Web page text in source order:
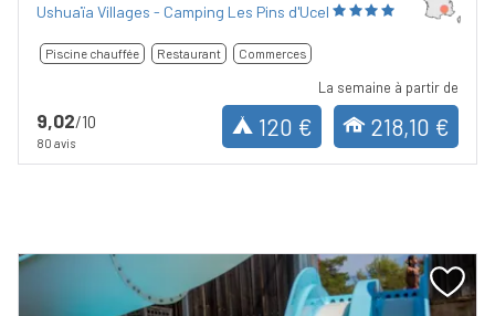
Ushuaïa Villages - Camping Les Pins d'Ucel
Piscine chauffée Restaurant Commerces
9,02/10
80 avis
La semaine à partir de
120 € 218,10 €